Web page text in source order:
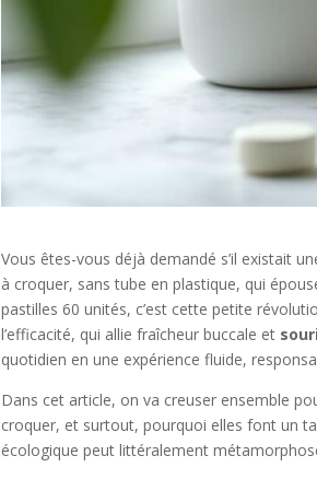
Vous êtes-vous déjà demandé s’il existait
à croquer, sans tube en plastique, qui
pastilles 60 unités, c’est cette petite
l’efficacité, qui allie fraîcheur buccale et
quotidien en une expérience fluide,
Dans cet article, on va creuser ensemble
croquer, et surtout, pourquoi elles font un
écologique peut littéralement